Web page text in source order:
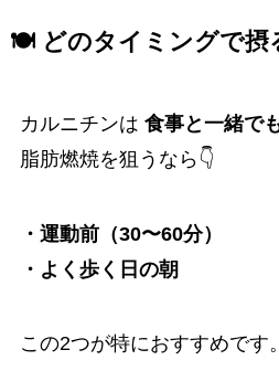
🍽 どのタイミングで摂
カルニチンは 食事と一緒で
脂肪燃焼を狙うなら👇
・運動前（30〜60分）
・よく歩く日の朝
この2つが特におすすめです。